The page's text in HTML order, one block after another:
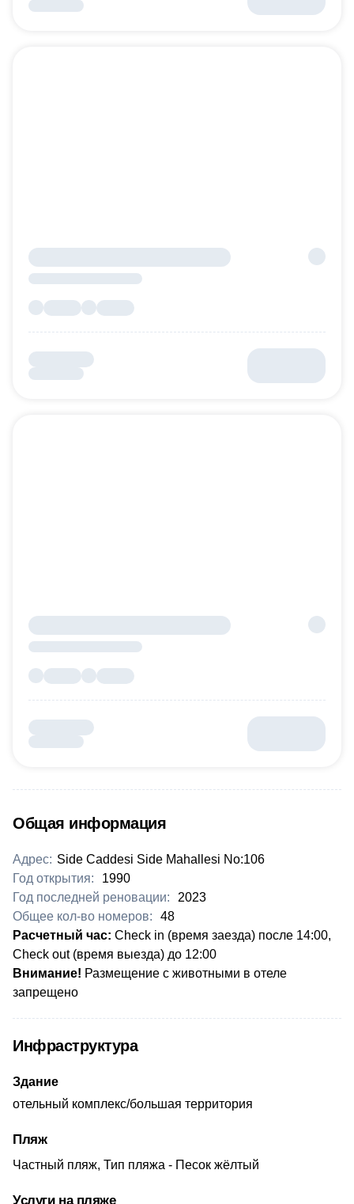
Общая информация
Адрес: Side Caddesi Side Mahallesi No:106
Год открытия:
1990
Год последней реновации:
2023
Общее кол-во номеров:
48
​Расчетный час: Check in (время заезда) после 14:00,
Check out (время выезда) до 12:00
Внимание! Размещение с животными в отеле
запрещено
Инфраструктура
Здание
отельный комплекс/большая территория
Пляж
Частный пляж, Тип пляжа - Песок жёлтый
Услуги на пляже